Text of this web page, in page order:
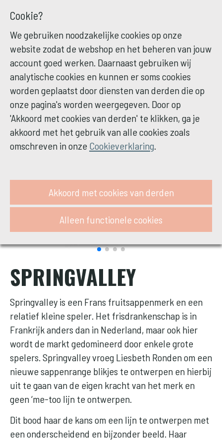
Cookie?
We gebruiken noodzakelijke cookies op onze
website zodat de webshop en het beheren van jouw
account goed werken. Daarnaast gebruiken wij
analytische cookies en kunnen er soms cookies
worden geplaatst door diensten van derden die op
onze pagina's worden weergegeven. Door op
'Akkoord met cookies van derden' te klikken, ga je
akkoord met het gebruik van alle cookies zoals
omschreven in onze Cookieverklaring.
Akkoord met cookies van derden
Alleen functionele cookies
SPRINGVALLEY
Springvalley is een Frans fruitsappenmerk en een
relatief kleine speler. Het frisdrankenschap is in
Frankrijk anders dan in Nederland, maar ook hier
wordt de markt gedomineerd door enkele grote
spelers. Springvalley vroeg Liesbeth Ronden om een
nieuwe sappenrange blikjes te ontwerpen en hierbij
uit te gaan van de eigen kracht van het merk en
geen ‘me-too lijn te ontwerpen.
Dit bood haar de kans om een lijn te ontwerpen met
een onderscheidend en bijzonder beeld. Haar